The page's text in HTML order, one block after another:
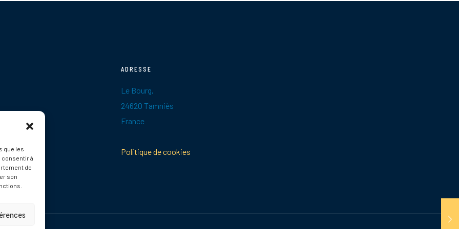
que les
consentir à
de
son
ADRESSE
Le Bourg,
24620 Tamniès
France
Politique de cookies